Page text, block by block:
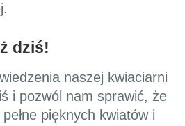
dziś!
naszej kwiaciarni
i pozwól nam sprawić, że
pięknych kwiatów i